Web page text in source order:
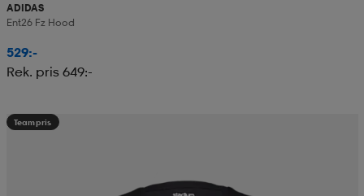
ADIDAS
Ent26 Fz Hood
529:-
Rek. pris 649:-
Teampris